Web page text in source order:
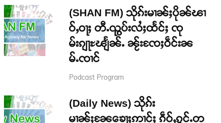
(SHAN FM) သိုၵ်းမၢၼ်ႈပိုၼ်ၽၢ
ဝ်ႇဝႃႈ တီႉၺွပ်းလႆႈထႅင်ႈ ၸု
မ်းၵျႃႊၽျႅၼ်ႉ ၼႂ်းၸႄႈဝဵင်းၼ
မ်ႉၸၢင်
Podcast Program
(Daily News) သိုၵ်း
မၢၼ်ႈၼႄၶေႃႈဢၢင်ႈ ၵဵဝ်ႇၵွင်ႉတ